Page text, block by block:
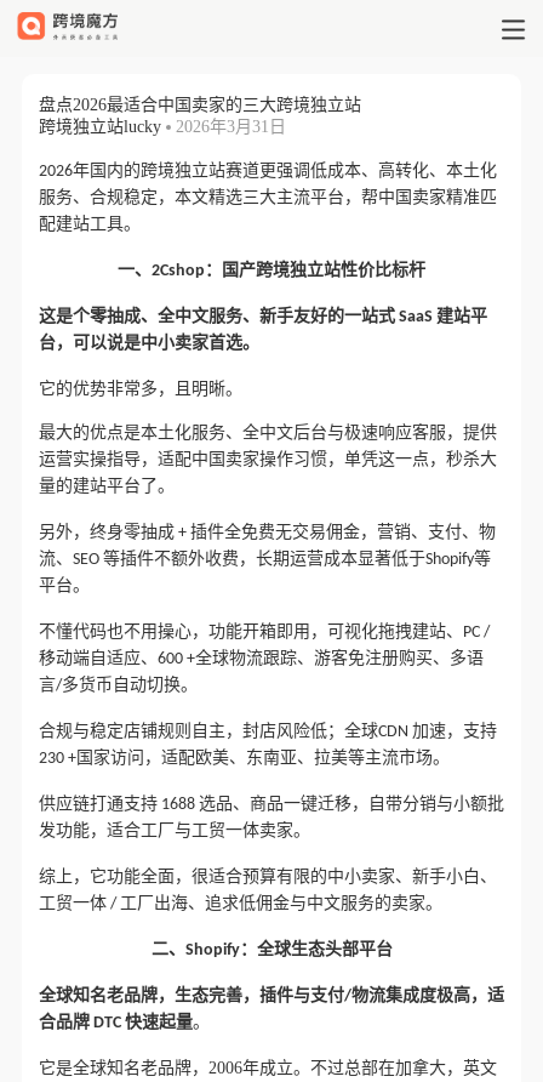
盘点2026最适合中国卖家的三大跨境独立站
跨境独立站lucky
2026年3月31日
2026年国内的跨境独立站赛道更强调低成本、高转化、本土化
服务、合规稳定，本文精选三大主流平台，帮中国卖家精准匹
配建站工具。
一、2Cshop：国产跨境独立站性价比标杆
这是个零抽成、全中文服务、新手友好的一站式 SaaS 建站平
台，
可以说是中小卖家首选。
它的优势非常多，且明晰。
最大的优点是本土化服务、 全中文后台与极速响应客服，提供
运营实操指导，适配中国卖家操作习惯， 单凭这一点，秒杀大
量的建站平台了。
另外， 终身零抽成 + 插件全免费无交易佣金，营销、支付、物
流、SEO 等插件不额外收费，长期运营成本显著低于Shopify等
平台。
不懂代码也不用操心， 功能开箱即用 ，
可视化拖拽建站、PC /
移动端自适应、600 +全球物流跟踪、游客免注册购买、多语
言/多货币自动切换。
合规与稳定店铺规则自主，封店风险低；全球CDN 加速，支持
230 +国家访问，适配欧美、东南亚、拉美等主流市场。
供应链打通支持 1688 选品、商品一键迁移，自带分销与小额批
发功能，适合工厂与工贸一体卖家。
综上，它功能全面，很适合预算有限的中小卖家、新手小白、
工贸一体 / 工厂出海、追求低佣金与中文服务的卖家。
二、 Shopify：全球生态头部平台
全球知名老品牌， 生态完善，插件与支付/物流集成度极高，适
合品牌 DTC 快速起量。
它是全球知名老品牌，2006年成立。不过总部在加拿大，英文